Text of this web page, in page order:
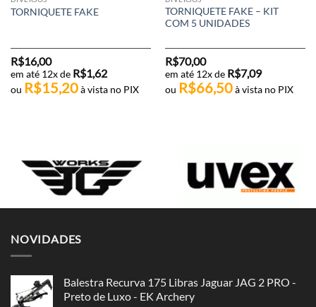
TORNIQUETE FAKE
R$16,00
em até 12x de R$1,62
ou R$15,20 à vista no PIX
TORNIQUETE FAKE – KIT
COM 5 UNIDADES
R$70,00
em até 12x de R$7,09
ou R$66,50 à vista no PIX
NOVIDADES
Balestra Recurva 175 Libras Jaguar JAG 2 PRO -
Preto de Luxo - EK Archery